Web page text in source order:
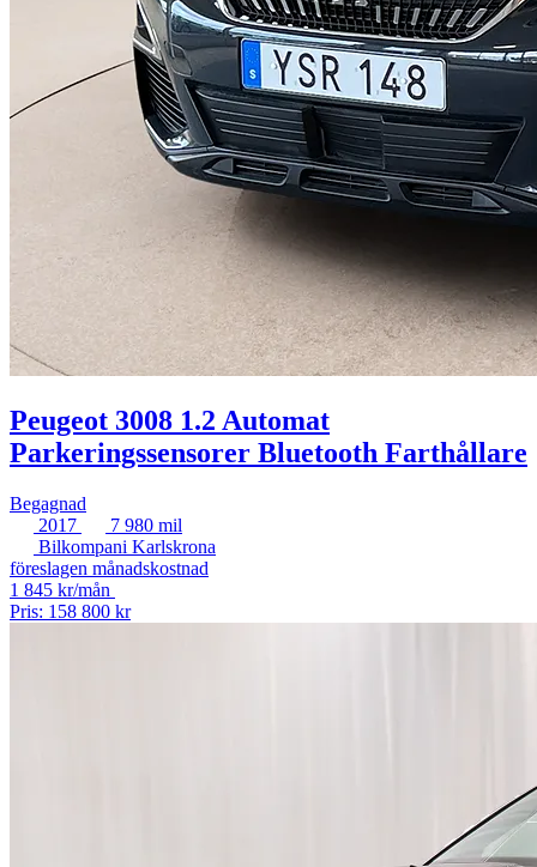
Peugeot 3008 1.2 Automat
Parkeringssensorer Bluetooth Farthållare
Begagnad
2017
7 980 mil
Bilkompani Karlskrona
föreslagen månadskostnad
1 845 kr/mån
Pris: 158 800 kr